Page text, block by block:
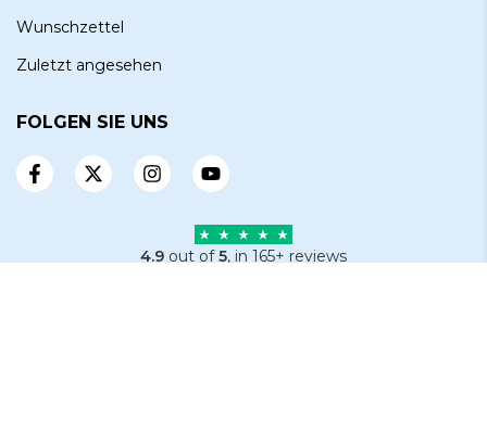
Wunschzettel
Zuletzt angesehen
FOLGEN SIE UNS
4.9 out of5, in 165+ reviews